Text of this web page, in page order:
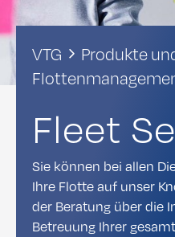
VTG
Produkte
Fleet
Sie können bei allen
Ihre Flotte auf unser
der Beratung über die
Betreuung Ihrer